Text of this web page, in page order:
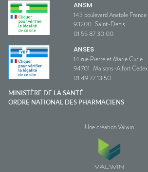
ANSM
143 boulevard Anatole France
93200 Saint-Denis
01 55 87 30 00
ANSES
14 rue Pierre et Marie Curie
94701 Maisons-Alfort Cedex
01 49 77 13 50
MINISTÈRE DE LA SANTÉ
ORDRE NATIONAL DES PHARMACIENS
Une création Valwin